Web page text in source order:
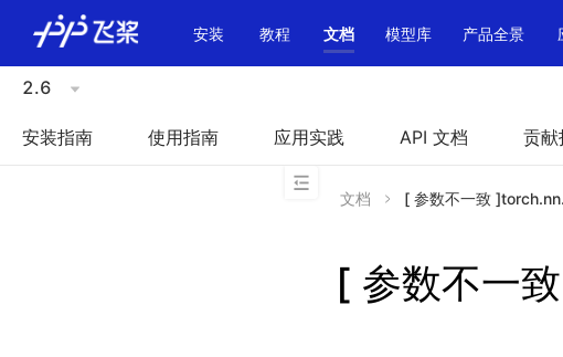
安装 教程 文档 模型库 产品全景
2.6
安装指南 使用指南 应用实践 API 文档 贡献
文档 [ 参数不一致
[ 参数不一